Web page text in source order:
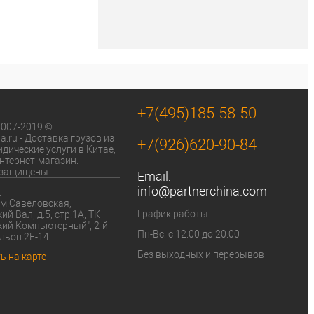
2019 ©
- Доставка грузов из
услуги в Китае,
магазин.
Вал, д.5, стр.1А, ТК
Компьютерный", 2-й
2Е-14
на карте
+7(495)185-58-50
+7(926)620-90-84
Email:
info@partnerchina.com
График работы
Пн-Вс: с 12:00 до 20:00
Без выходных и перерывов